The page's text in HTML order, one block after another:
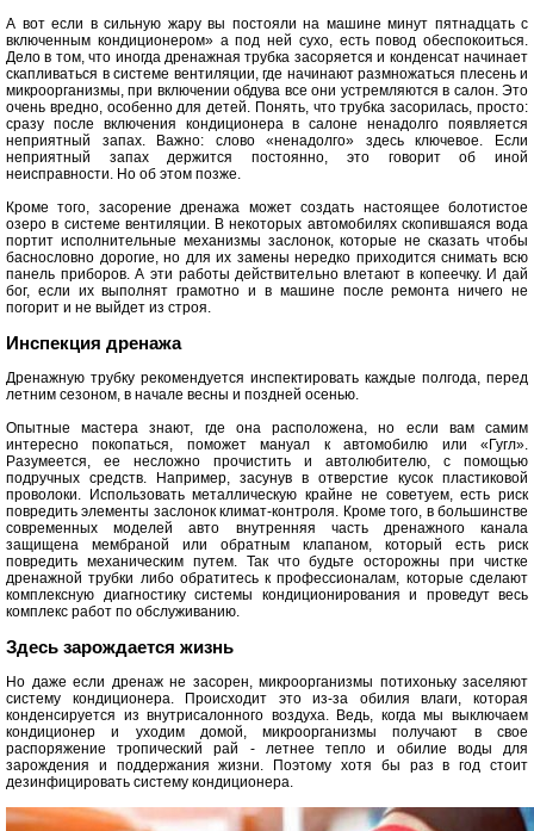
А вот если в сильную жару вы постояли на машине минут пятнадцать с
включенным кондиционером» а под ней сухо, есть повод обеспокоиться.
Дело в том, что иногда дренажная трубка засоряется и конденсат начинает
скапливаться в системе вентиляции, где начинают размножаться плесень и
микроорганизмы, при включении обдува все они устремляются в салон. Это
очень вредно, особенно для детей. Понять, что трубка засорилась, просто:
сразу после включения кондиционера в салоне ненадолго появляется
неприятный запах. Важно: слово «ненадолго» здесь ключевое. Если
неприятный запах держится постоянно, это говорит об иной
неисправности. Но об этом позже.
Кроме того, засорение дренажа может создать настоящее болотистое
озеро в системе вентиляции. В некоторых автомобилях скопившаяся вода
портит исполнительные механизмы заслонок, которые не сказать чтобы
баснословно дорогие, но для их замены нередко приходится снимать всю
панель приборов. А эти работы действительно влетают в копеечку. И дай
бог, если их выполнят грамотно и в машине после ремонта ничего не
погорит и не выйдет из строя.
Инспекция дренажа
Дренажную трубку рекомендуется инспектировать каждые полгода, перед
летним сезоном, в начале весны и поздней осенью.
Опытные мастера знают, где она расположена, но если вам самим
интересно покопаться, поможет мануал к автомобилю или «Гугл».
Разумеется, ее несложно прочистить и автолюбителю, с помощью
подручных средств. Например, засунув в отверстие кусок пластиковой
проволоки. Использовать металлическую крайне не советуем, есть риск
повредить элементы заслонок климат-контроля. Кроме того, в большинстве
современных моделей авто внутренняя часть дренажного канала
защищена мембраной или обратным клапаном, который есть риск
повредить механическим путем. Так что будьте осторожны при чистке
дренажной трубки либо обратитесь к профессионалам, которые сделают
комплексную диагностику системы кондиционирования и проведут весь
комплекс работ по обслуживанию.
Здесь зарождается жизнь
Но даже если дренаж не засорен, микроорганизмы потихоньку заселяют
систему кондиционера. Происходит это из-за обилия влаги, которая
конденсируется из внутрисалонного воздуха. Ведь, когда мы выключаем
кондиционер и уходим домой, микроорганизмы получают в свое
распоряжение тропический рай - летнее тепло и обилие воды для
зарождения и поддержания жизни. Поэтому хотя бы раз в год стоит
дезинфицировать систему кондиционера.